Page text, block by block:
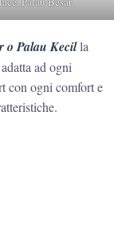
o Palau Kecilla
ad ogni
con ogni comfort e